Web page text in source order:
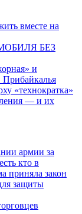
вместе на
БЕЗ
и
Прибайкалья
«технократка»
— и их
армии за
кто в
приняла закон
защиты